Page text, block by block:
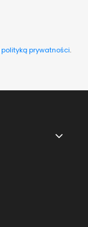
polityką prywatności.